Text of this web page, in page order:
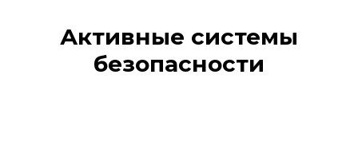
Активные системы
безопасности